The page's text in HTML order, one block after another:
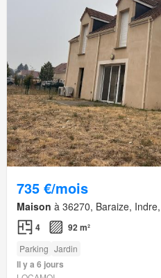
735 €/mois
Maison à 36270, Baraize,
4 92 m²
Parking Jardin
Il y a 6 jours